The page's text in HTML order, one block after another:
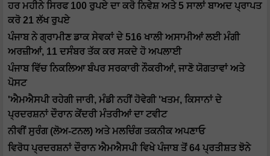
ਹਰ ਮਹੀਨੇ ਸਿਰਫ 100 ਰੁਪਏ ਦਾ ਕਰੋ ਨਿਵੇਸ਼ ਅਤੇ 5 ਸਾਲਾਂ ਬਾਅਦ ਪ੍ਰਾਪਤ
ਕਰੋ 21 ਲੱਖ ਰੁਪਏ
ਪੰਜਾਬ ਨੇ ਗ੍ਰਾਮੀਣ ਡਾਕ ਸੇਵਕਾਂ ਦੇ 516 ਖਾਲੀ ਅਸਾਮੀਆਂ ਲਈ ਮੰਗੀ
ਅਰਜ਼ੀਆਂ, 11 ਦਸੰਬਰ ਤੱਕ ਕਰ ਸਕਦੇ ਹੋ ਅਪਲਾਈ
ਪੰਜਾਬ ਵਿੱਚ ਨਿਕਲਿਆ ਬੰਪਰ ਸਰਕਾਰੀ ਨੌਕਰੀਆਂ, ਜਾਣੋ ਯੋਗਤਾਵਾਂ ਅਤੇ
ਪੋਸਟ
'ਐਮਐਸਪੀ ਰਹੇਗੀ ਜਾਰੀ, ਮੰਡੀ ਨਹੀਂ ਹੋਵੇਗੀ 'ਖਤਮ, ਕਿਸਾਨਾਂ ਦੇ
ਪ੍ਰਦਰਸ਼ਨਾਂ ਦੌਰਾਨ ਕੇਂਦਰੀ ਮੰਤਰੀਆਂ ਦਾ ਟਵੀਟ
ਨੀਵੀਂ ਸੁਰੰਗ (ਲੋਅ-ਟਨਲ) ਅਤੇ ਮਲਚਿੰਗ ਤਕਨੀਕ ਅਪਣਾਓ
ਵਿਰੋਧ ਪ੍ਰਦਰਸ਼ਨਾਂ ਦੌਰਾਨ ਐਮਐਸਪੀ ਵਿਖੇ ਪੰਜਾਬ ਤੋਂ 64 ਪ੍ਰਤੀਸ਼ਤ ਝੋਨੇ